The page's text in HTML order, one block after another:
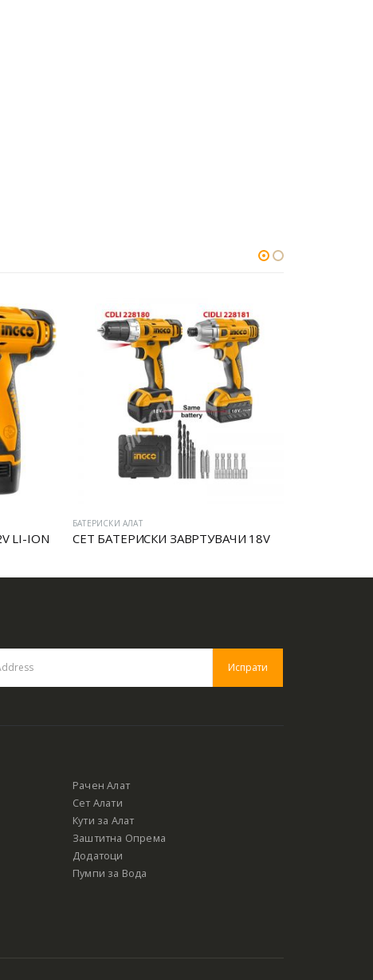
LI-ION
БАТЕРИСКИ АЛАТ
СЕТ БАТЕРИСКИ ЗАВРТУВАЧИ 18V
Рачен Алат
Сет Алати
Кути за Алат
Заштитна Опрема
Додатоци
Пумпи за Вода